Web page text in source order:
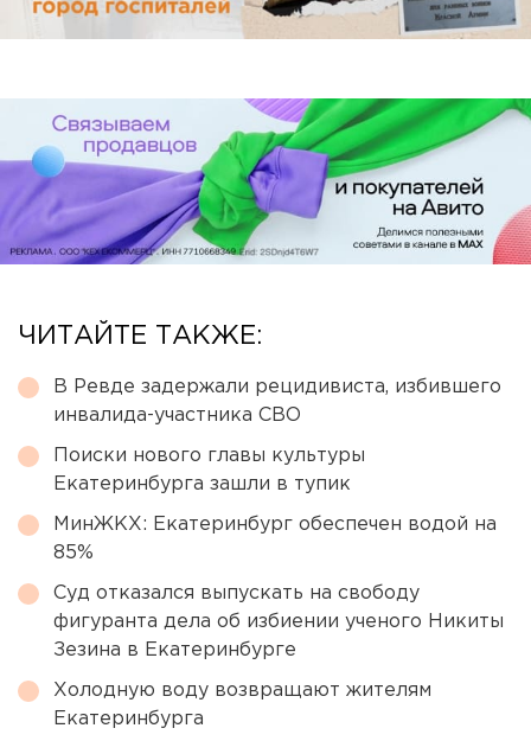
ЧИТАЙТЕ ТАКЖЕ:
В Ревде задержали рецидивиста, избившего
инвалида-участника СВО
Поиски нового главы культуры
Екатеринбурга зашли в тупик
МинЖКХ: Екатеринбург обеспечен водой на
85%
Суд отказался выпускать на свободу
фигуранта дела об избиении ученого Никиты
Зезина в Екатеринбурге
Холодную воду возвращают жителям
Екатеринбурга